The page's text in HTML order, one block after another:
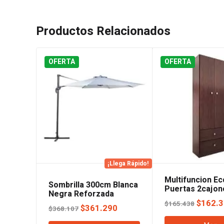
Productos Relacionados
OFERTA
¡Llega Rápido!
Sombrilla 300cm Blanca
Negra Reforzada
Regulable Lusqtoff
$368.107 El
precio
$361.290
precio
OFERTA
Multifuncion
Puertas
Wengue
$165.438 El
precio
$